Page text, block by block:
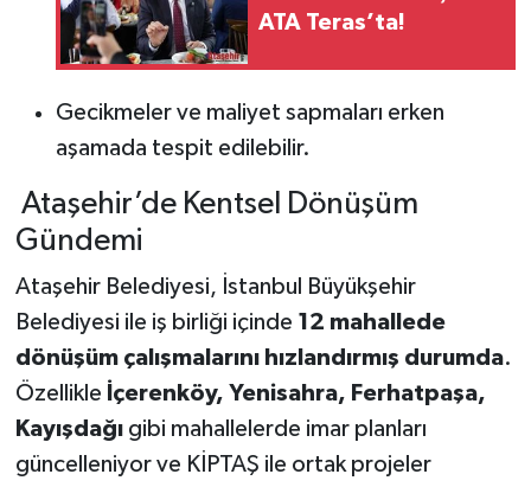
ATA Teras’ta!
Gecikmeler ve maliyet sapmaları erken
aşamada tespit edilebilir.
Ataşehir’de Kentsel Dönüşüm
Gündemi
Ataşehir Belediyesi, İstanbul Büyükşehir
Belediyesi ile iş birliği içinde 12 mahallede
dönüşüm çalışmalarını hızlandırmış durumda.
Özellikle İçerenköy, Yenisahra, Ferhatpaşa,
Kayışdağıgibi mahallelerde imar planları
güncelleniyor ve KİPTAŞ ile ortak projeler